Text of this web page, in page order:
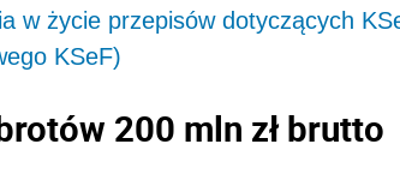
w życie przepisów dotyczących
KSeF)
200 mln zł brutto